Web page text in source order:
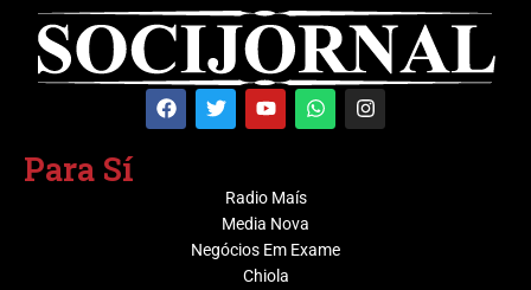
Para Sí
Radio Maís
Media Nova
Negócios Em Exame
Chiola